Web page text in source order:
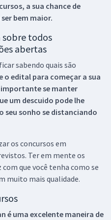
a sua chance de
bem maior.
sobre todos
abertas
sabendo quais são
o edital para começar a sua
se manter
um descuido pode lhe
seu sonho se distanciando
os concursos em
Ter em mente os
que você tenha como se
muito mais qualidade.
é uma excelente maneira de